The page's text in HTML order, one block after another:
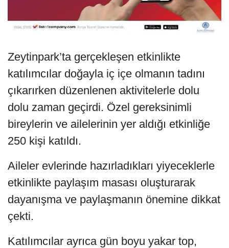
Zeytinpark’ta gerçekleşen etkinlikte
katılımcılar doğayla iç içe olmanın tadını
çıkarırken düzenlenen aktivitelerle dolu
dolu zaman geçirdi. Özel gereksinimli
bireylerin ve ailelerinin yer aldığı etkinliğe
250 kişi katıldı.
Aileler evlerinde hazırladıkları yiyeceklerle
etkinlikte paylaşım masası oluşturarak
dayanışma ve paylaşmanın önemine dikkat
çekti.
Katılımcılar ayrıca gün boyu yakar top,